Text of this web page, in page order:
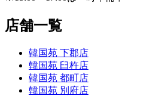
店舗一覧
韓国苑 下郡店
韓国苑 臼杵店
韓国苑 都町店
韓国苑 別府店